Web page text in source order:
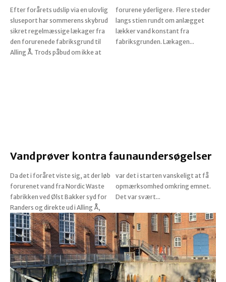
Efter forårets udslip via en ulovlig
sluseport har sommerens skybrud
sikret regelmæssige lækager fra
den forurenede fabriksgrund til
Alling Å. Trods påbud om ikke at
forurene yderligere. Flere steder
langs stien rundt om anlægget
lækker vand konstant fra
fabriksgrunden. Lækagen...
Vandprøver kontra faunaundersøgelser
Da det i foråret viste sig, at der løb
forurenet vand fra Nordic Waste
fabrikken ved Ølst Bakker syd for
Randers og direkte ud i Alling Å,
var det i starten vanskeligt at få
opmærksomhed omkring emnet.
Det var svært...